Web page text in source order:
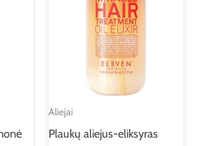
Aliejai
Plaukų aliejus-eliksyras